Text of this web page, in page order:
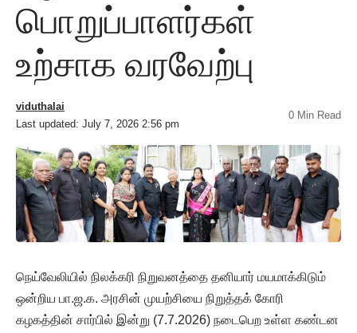
பொறுப்பாளர்கள்
உற்சாக வரவேற்பு
Last updated: July 7, 2026 2:56 pm
viduthalai
0 Min Read
நெய்வேலியில் நிலக்கரி நிறுவனத்தை தனியார் மயமாக்கிடும்
ஒன்றிய பா.ஜ.க. அரசின் முயற்சியை நிறுத்தக் கோரி
கழகத்தின் சார்பில் இன்று (7.7.2026) நடைபெற உள்ள கண்டன